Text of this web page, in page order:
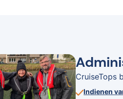
CruiseTops
Indienen